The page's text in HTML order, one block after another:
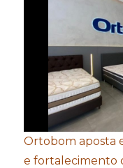
Ortobom aposta
e fortalecimento